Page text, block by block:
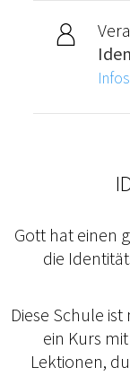
Gott hat einen
die
Diese Schule
ein Kurs
Lektionen,